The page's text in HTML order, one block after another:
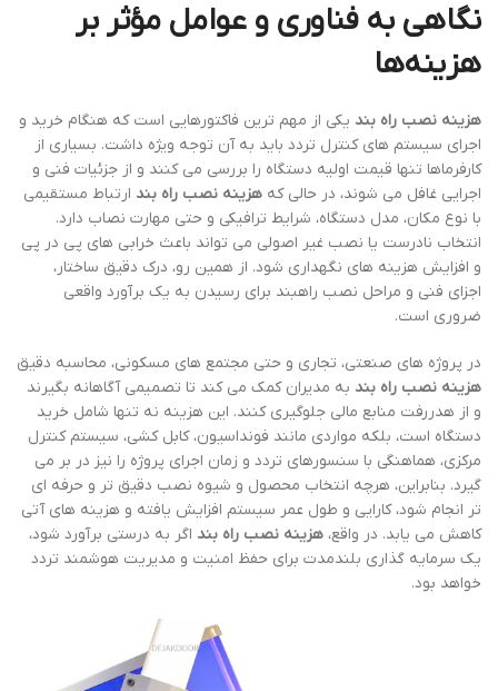
نگاهی به فناوری و عوامل مؤثر بر
هزینه‌ها
هزینه نصب راه بند یکی از مهم ترین فاکتورهایی است که هنگام خرید و
اجرای سیستم های کنترل تردد باید به آن توجه ویژه داشت. بسیاری از
کارفرماها تنها قیمت اولیه دستگاه را بررسی می کنند و از جزئیات فنی و
اجرایی غافل می شوند، در حالی که هزینه نصب راه بند ارتباط مستقیمی
با نوع مکان، مدل دستگاه، شرایط ترافیکی و حتی مهارت نصاب دارد.
انتخاب نادرست یا نصب غیر اصولی می تواند باعث خرابی های پی در پی
و افزایش هزینه های نگهداری شود. از همین رو، درک دقیق ساختار،
اجزای فنی و مراحل نصب راهبند برای رسیدن به یک برآورد واقعی
ضروری است.
در پروژه های صنعتی، تجاری و حتی مجتمع های مسکونی، محاسبه دقیق
هزینه نصب راه بند به مدیران کمک می کند تا تصمیمی آگاهانه بگیرند
و از هدررفت منابع مالی جلوگیری کنند. این هزینه نه تنها شامل خرید
دستگاه است، بلکه مواردی مانند فونداسیون، کابل کشی، سیستم کنترل
مرکزی، هماهنگی با سنسورهای تردد و زمان اجرای پروژه را نیز در بر می
گیرد. بنابراین، هرچه انتخاب محصول و شیوه نصب دقیق تر و حرفه ای
تر انجام شود، کارایی و طول عمر سیستم افزایش یافته و هزینه های آتی
کاهش می یابد. در واقع، هزینه نصب راه بند اگر به درستی برآورد شود،
یک سرمایه گذاری بلندمدت برای حفظ امنیت و مدیریت هوشمند تردد
خواهد بود.